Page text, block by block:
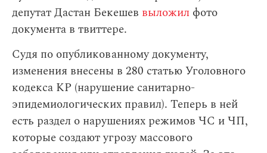
депутат Дастан Бекешев выложил фото
документа в твиттере.
Судя по опубликованному документу,
изменения внесены в 280 статью Уголовного
кодекса КР (нарушение санитарно-
эпидемиологических правил). Теперь в ней
есть раздел о нарушениях режимов ЧС и ЧП,
которые создают угрозу массового